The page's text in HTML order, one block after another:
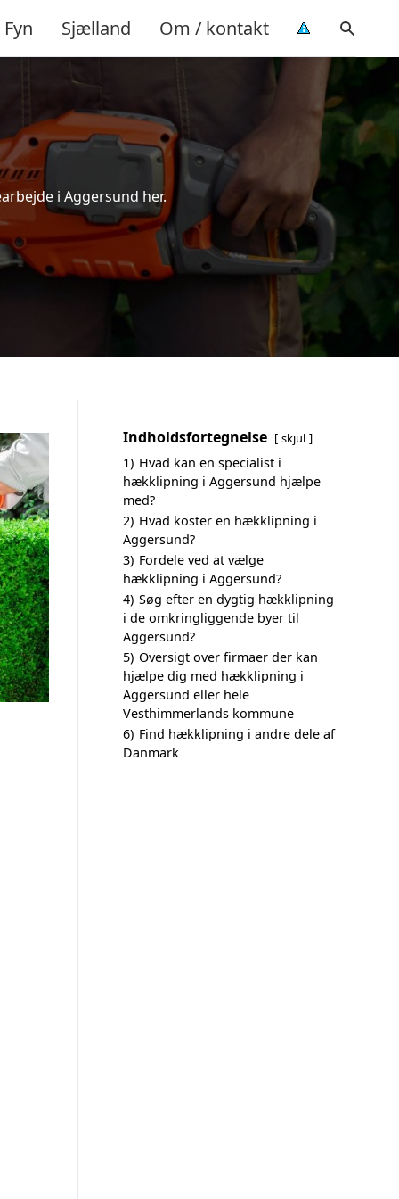
Fyn Sjælland Om / kontakt
i Aggersund her.
Indholdsfortegnelse skjul
1) Hvad kan en specialist i
hækklipning i Aggersund hjælpe
med?
2) Hvad koster en hækklipning i
Aggersund?
3) Fordele ved at vælge
hækklipning i Aggersund?
4) Søg efter en dygtig hækklipning
i de omkringliggende byer til
Aggersund?
5) Oversigt over firmaer der kan
hjælpe dig med hækklipning i
Aggersund eller hele
Vesthimmerlands kommune
6) Find hækklipning i andre dele af
Danmark